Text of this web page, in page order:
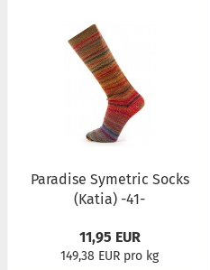
Paradise Symetric Socks
(Katia) -41-
11,95 EUR
149,38 EUR pro kg